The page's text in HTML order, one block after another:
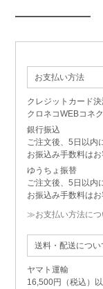
お支払い方法
クレジットカード決
クロネコWEBコネ
銀行振込
ご注文後、5日以内
お振込み手数料はお
ゆうちょ振替
ご注文後、5日以内
お振込み手数料はお
≫お支払い方法につ
送料・配送につい
ヤマト運輸
16,500円（税込）